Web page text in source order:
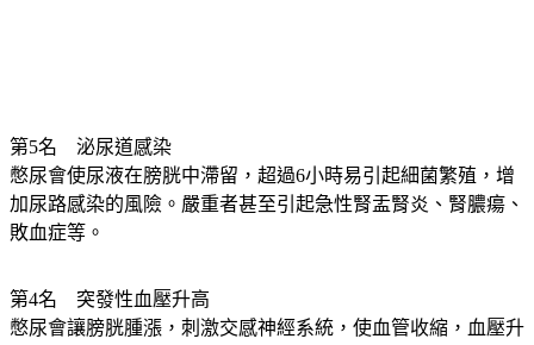
憋尿會使尿液在膀胱中滯留，超過6小時易引起細菌繁殖，增
加尿路感染的風險。嚴重者甚至引起急性腎盂腎炎、腎膿瘍、
敗血症等。
憋尿會讓膀胱腫漲，刺激交感神經系統，使血管收縮，血壓升
高。突發性高血壓會導致急性腦血管與心血管梗塞等有害生命